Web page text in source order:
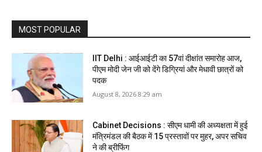
MOST POPULAR
IIT Delhi : आईआईटी का 57वां दीक्षांत समारोह आज,
पीएम मोदी जेन जी को देंगे डिग्रियां और मेधावी छात्रों को
पदक
August 8, 2026 8:29 am
Cabinet Decisions : सीएम धामी की अध्यक्षता में हुई
मंत्रिमंडल की बैठक में 15 प्रस्तावों पर मुहर, अपर सचिव
ने की ब्रीफिंग